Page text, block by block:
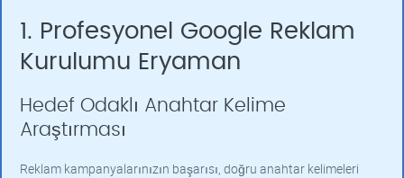
1. Profesyonel Google Reklam
Kurulumu Eryaman
Hedef Odaklı Anahtar Kelime
Araştırması
Reklam kampanyalarınızın başarısı, doğru anahtar kelimeleri